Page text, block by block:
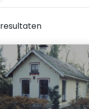
resultaten